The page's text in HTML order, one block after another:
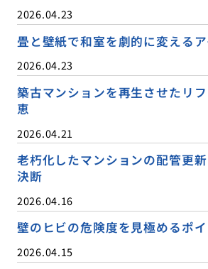
2026.04.23
畳と壁紙で和室を劇的に変える
2026.04.23
築古マンションを再生させたリ
恵
2026.04.21
老朽化したマンションの配管更
決断
2026.04.16
壁のヒビの危険度を見極めるポ
2026.04.15